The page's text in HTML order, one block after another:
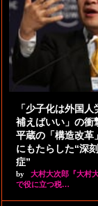
「少子化は外国
補えばいい」の衝
平蔵の「構造改革
にもたらした“深
症”
by
大村大次郎『大村
で役に立つ税…